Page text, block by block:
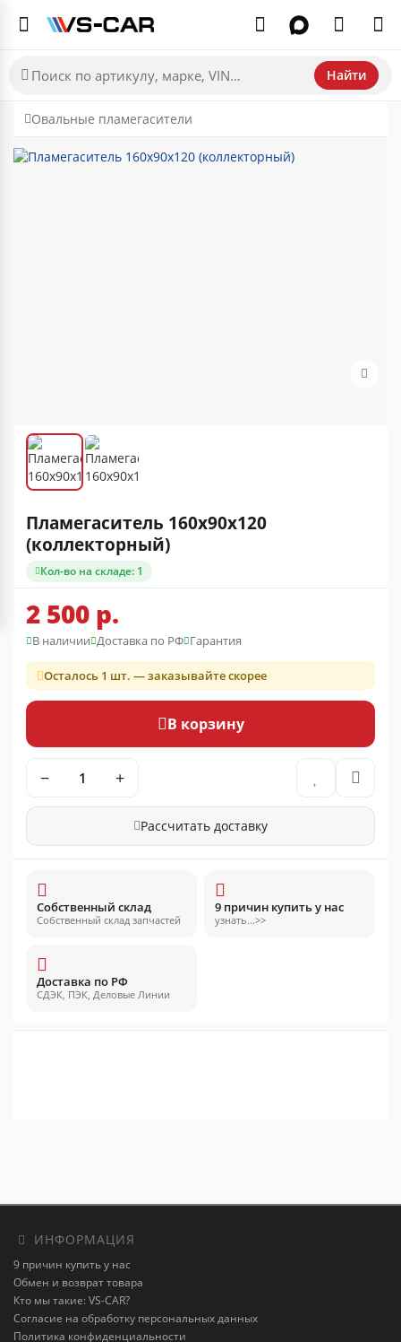
Найти
Овальные пламегасители
Пламегаситель 160x90x120
(коллекторный)
Кол-во на складе: 1
2 500 р.
В наличии Доставка по РФ Гарантия
Осталось 1 шт. — заказывайте скорее
В корзину
− +
Рассчитать доставку
Собственный склад
Собственный склад запчастей
9 причин купить у нас
узнать...>>
Доставка по РФ
СДЭК, ПЭК, Деловые Линии
ИНФОРМАЦИЯ
9 причин купить у нас
Обмен и возврат товара
Кто мы такие: VS-CAR?
Согласие на обработку персональных данных
Политика конфиденциальности